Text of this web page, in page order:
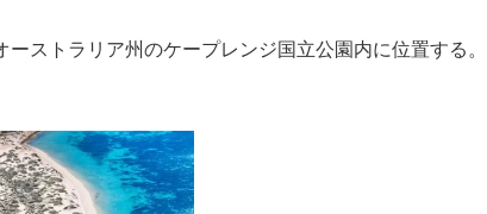
ストラリア州のケープレンジ国立公園内に位置する。